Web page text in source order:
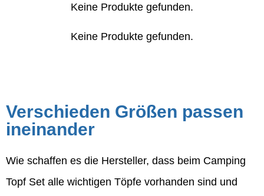
Keine Produkte gefunden.
Keine Produkte gefunden.
Verschieden Größen passen
ineinander
Wie schaffen es die Hersteller, dass beim Camping
Topf Set alle wichtigen Töpfe vorhanden sind und